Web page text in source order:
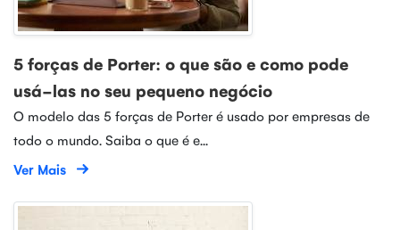
5 forças de Porter: o que são e como pode
usá-las no seu pequeno negócio
O modelo das 5 forças de Porter é usado por empresas de
todo o mundo. Saiba o que é e...
Ver Mais